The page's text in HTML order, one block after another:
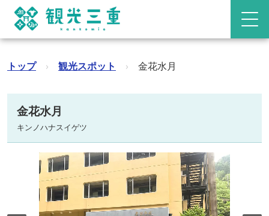
トップ › 観光スポット › 金花水月
金花水月
キンノハナスイゲツ